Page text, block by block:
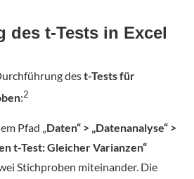
des t-Tests in Excel
dest-Tests für
:2
Pfad „Daten“ > „Datenanalyse“ >
t-Test: Gleicher Varianzen“
Stichproben miteinander. Die